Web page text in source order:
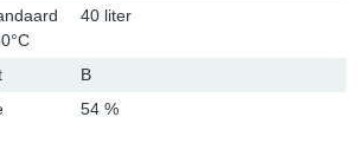
40 liter
B
54 %